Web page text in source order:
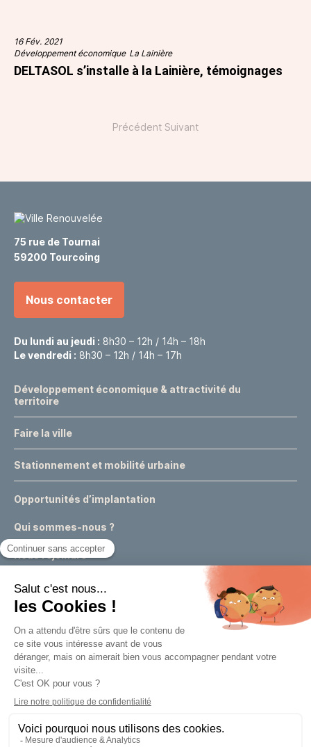
16 Fév. 2021
Développement économique La Lainière
DELTASOL s’installe à la Lainière, témoignages
Précédent Suivant
75 rue de Tournai
59200 Tourcoing
Nous contacter
Du lundi au jeudi : 8h30 – 12h / 14h – 18h
Le vendredi : 8h30 – 12h / 14h – 17h
Développement économique & attractivité du
territoire
Faire la ville
Stationnement et mobilité urbaine
Opportunités d’implantation
Qui sommes-nous ?
Nous rejoindre
Actualités
Événements
Expertises & conseils urbains
Appels à projets